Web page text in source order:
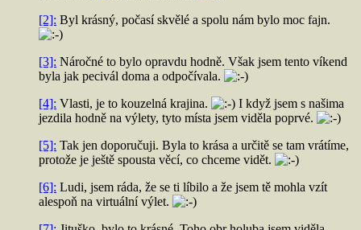
[2]: Byl krásný, počasí skvělé a spolu nám bylo moc fajn.
[3]: Náročné to bylo opravdu hodně. Však jsem tento víkend
byla jak pecivál doma a odpočívala.
[4]: Vlasti, je to kouzelná krajina.
I když jsem s našima
jezdila hodně na výlety, tyto místa jsem viděla poprvé.
[5]: Tak jen doporučuji. Byla to krása a určitě se tam vrátíme,
protože je ještě spousta věcí, co chceme vidět.
[6]: Ludi, jsem ráda, že se ti líbilo a že jsem tě mohla vzít
alespoň na virtuální výlet.